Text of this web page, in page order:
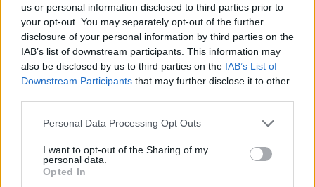
us or personal information disclosed to third parties prior to
your opt-out. You may separately opt-out of the further
disclosure of your personal information by third parties on the
IAB’s list of downstream participants. This information may
also be disclosed by us to third parties on the IAB’s List of
Downstream Participants that may further disclose it to other
Please note that this website/app uses one or more Google
not limited to your visit or usage behaviour. You may click to
grant or deny consent to Google and its third-party tags to
use your data for below specified purposes in below Google
Personal Data Processing Opt Outs
I want to opt-out of the Sharing of my
personal data.
Opted In
Puoi abbonarti asoli € 1,10 al mese
cliccandoqui
Sei già abbonato?
sezione Logindal menù del sito o
cliccandoqui